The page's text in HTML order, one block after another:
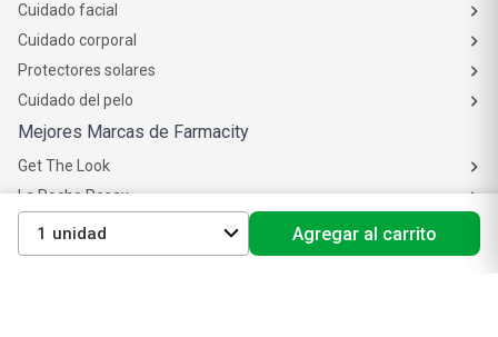
1 Agregar al carrito
Cuidado facial
Cuidado corporal
Protectores solares
Cuidado del pelo
Mejores Marcas de Farmacity
Get The Look
La Roche Posay
Vichy
Eucerin